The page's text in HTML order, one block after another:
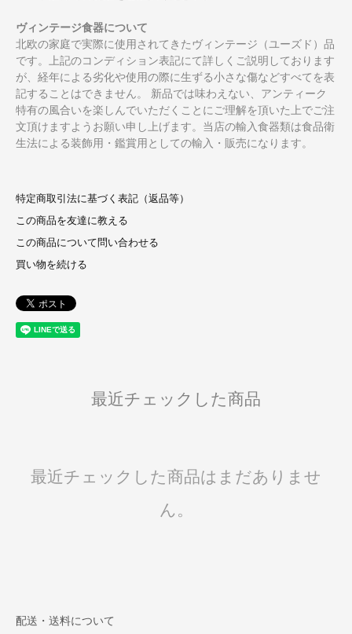
ヴィンテージ食器について
北欧の家庭で実際に使用されてきたヴィンテージ（ユーズド）品
です。上記のコンディション表記にて詳しくご説明しております
が、経年による劣化や使用の際に生ずる小さな傷などすべてを表
記することはできません。 新品では味わえない、アンティーク
特有の風合いを楽しんでいただくことにご理解を頂いた上でご注
文頂けますようお願い申し上げます。当店の輸入食器類は食品衛
生法による装飾用・鑑賞用としての輸入・販売になります。
特定商取引法に基づく表記（返品等）
この商品を友達に教える
この商品について問い合わせる
買い物を続ける
最近チェックした商品
最近チェックした商品はまだありませ
ん。
配送・送料について